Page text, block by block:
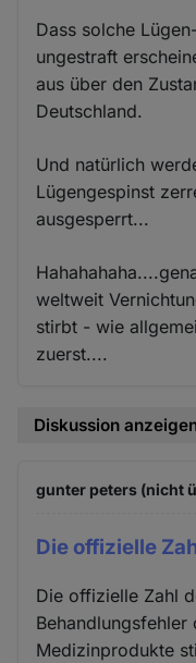
Dass solche
ungestraft
aus über den
Deutschland.
Und natürlich
Lügengespinst
ausgesperrt...
weltweit
stirbt - wie
zuerst....
Diskussion
gunter peters (nicht
Die offizielle
Die offizielle Zahl
Medizinprodukte